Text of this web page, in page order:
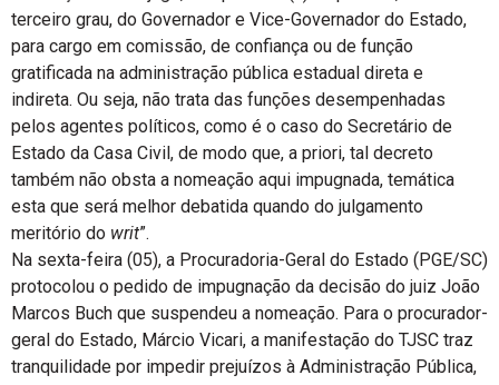
terceiro grau, do Governador e Vice-Governador do Estado,
para cargo em comissão, de confiança ou de função
gratificada na administração pública estadual direta e
indireta. Ou seja, não trata das funções desempenhadas
pelos agentes políticos, como é o caso do Secretário de
Estado da Casa Civil, de modo que, a priori, tal decreto
também não obsta a nomeação aqui impugnada, temática
esta que será melhor debatida quando do julgamento
meritório do writ”.
Na sexta-feira (05), a Procuradoria-Geral do Estado (PGE/SC)
protocolou o pedido de impugnação da decisão do juiz João
Marcos Buch que suspendeu a nomeação. Para o procurador-
geral do Estado, Márcio Vicari, a manifestação do TJSC traz
tranquilidade por impedir prejuízos à Administração Pública,